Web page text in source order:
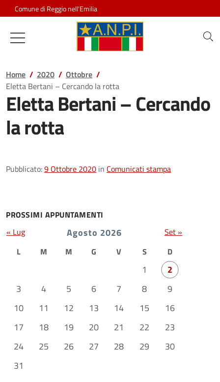
Salta al contenuto
Comune di Reggio nell'Emilia
Associazione Nazionale
Home 2020
Ottobre
Eletta Bertani – Cercando la rotta
Eletta Bertani – Cercando
la rotta
Pubblicato:9 Ottobre 2020 in Comunicati stampa
PROSSIMI APPUNTAMENTI
Agosto 2026
L M M G V S D
1
2
3
4 5 6 7 8
9
10
11 12 13 14 15
16
17
18 19 20 21 22
23
24
25 26 27 28 29
30
31
« Lug Set »